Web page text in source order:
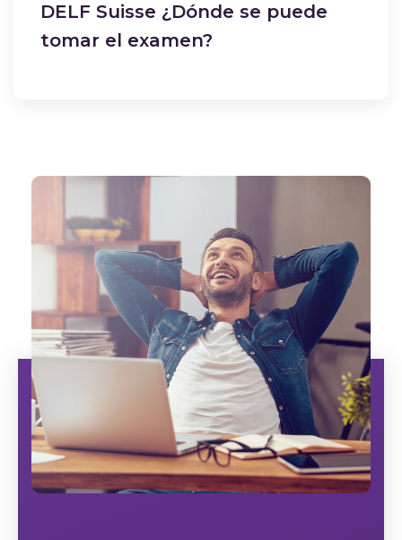
DELF Suisse ¿Dónde se puede
tomar el examen?